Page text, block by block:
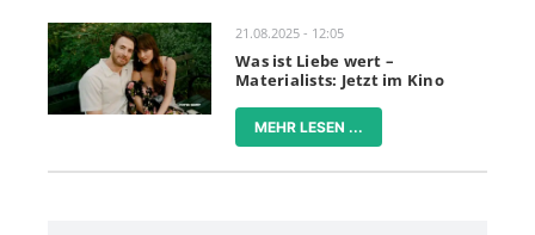
21.08.2025 - 12:05
Was ist Liebe wert –
Materialists: Jetzt im Kino
MEHR LESEN ...